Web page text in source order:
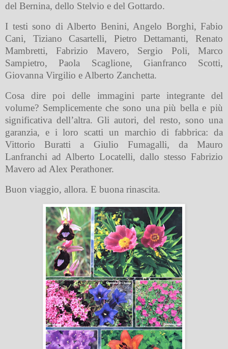
del Bernina, dello Stelvio e del Gottardo.
I testi sono di Alberto Benini, Angelo Borghi, Fabio
Cani, Tiziano Casartelli, Pietro Dettamanti, Renato
Mambretti, Fabrizio Mavero, Sergio Poli, Marco
Sampietro, Paola Scaglione, Gianfranco Scotti,
Giovanna Virgilio e Alberto Zanchetta.
Cosa dire poi delle immagini parte integrante del
volume? Semplicemente che sono una più bella e più
significativa dell’altra. Gli autori, del resto, sono una
garanzia, e i loro scatti un marchio di fabbrica: da
Vittorio Buratti a Giulio Fumagalli, da Mauro
Lanfranchi ad Alberto Locatelli, dallo stesso Fabrizio
Mavero ad Alex Perathoner.
Buon viaggio, allora. E buona rinascita.